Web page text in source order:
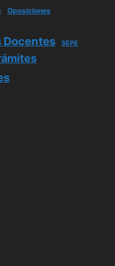
Oposiciones
Docentes SEPE